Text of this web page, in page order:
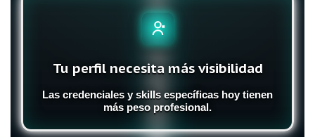
Tu perfil necesita más visibilidad
Las credenciales y skills específicas hoy tienen
más peso profesional.